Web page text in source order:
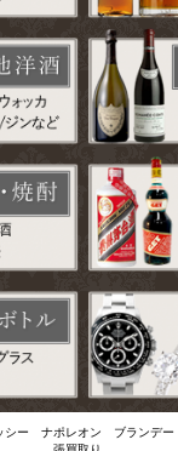
シー ナポレオン ブランデ